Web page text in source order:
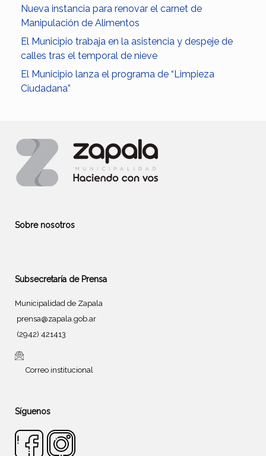
Nueva instancia para renovar el carnet de
Manipulación de Alimentos
El Municipio trabaja en la asistencia y despeje de
calles tras el temporal de nieve
El Municipio lanza el programa de “Limpieza
Ciudadana”
Sobre nosotros
Subsecretaría de Prensa
Municipalidad de Zapala
prensa@zapala.gob.ar
(2942) 421413
Correo institucional
Síguenos